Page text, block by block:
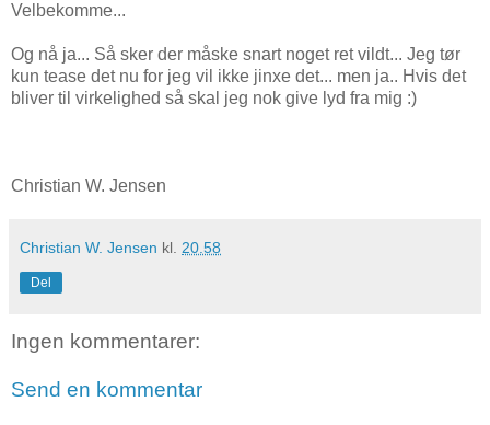
Velbekomme...
Og nå ja... Så sker der måske snart noget ret vildt... Jeg tør
kun tease det nu for jeg vil ikke jinxe det... men ja.. Hvis det
bliver til virkelighed så skal jeg nok give lyd fra mig :)
Christian W. Jensen
Christian W. Jensen kl. 20.58
Del
Ingen kommentarer:
Send en kommentar